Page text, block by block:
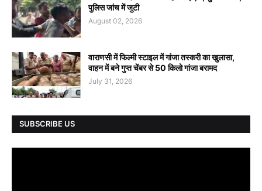
पुलिस जांच में जुटी
August 02, 2026
वाराणसी में फिल्मी स्टाइल में गांजा तस्करी का खुलासा,
वाहन में बने गुप्त चेंबर से 50 किलो गांजा बरामद
July 31, 2026
SUBSCRIBE US